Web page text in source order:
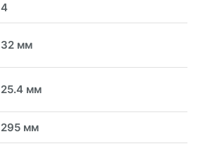
4
32 мм
25.4 мм
295 мм